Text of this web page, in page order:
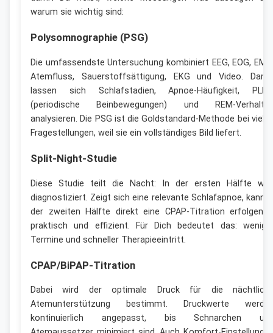
warum sie wichtig sind:
Polysomnographie (PSG)
Die umfassendste Untersuchung kombiniert EEG, EOG,
Atemfluss, Sauerstoffsättigung, EKG und Video.
lassen sich Schlafstadien, Apnoe-Häufigkeit,
(periodische Beinbewegungen) und REM-
analysieren. Die PSG ist die Goldstandard-Methode bei
Fragestellungen, weil sie ein vollständiges Bild liefert.
Split-Night-Studie
Diese Studie teilt die Nacht: In der ersten Hälfte
diagnostiziert. Zeigt sich eine relevante Schlafapnoe, kann
der zweiten Hälfte direkt eine CPAP-Titration erfolgen
praktisch und effizient. Für Dich bedeutet das:
Termine und schneller Therapieeintritt.
CPAP/BiPAP-Titration
Dabei wird der optimale Druck für die
Atemunterstützung bestimmt. Druckwerte
kontinuierlich angepasst, bis Schnarchen